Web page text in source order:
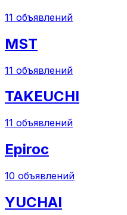
11 объявлений
MST
11 объявлений
TAKEUCHI
11 объявлений
Epiroc
10 объявлений
YUCHAI